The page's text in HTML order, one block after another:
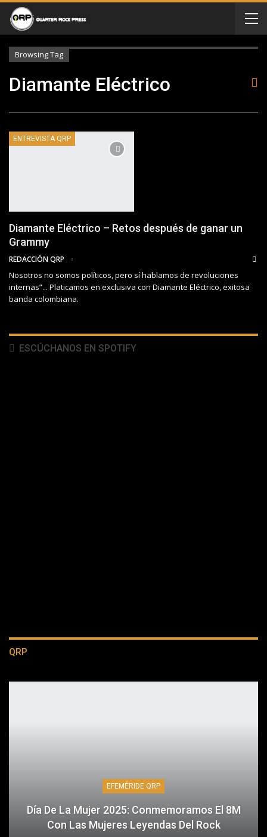
Browsing Tag
Diamante Eléctrico
ENTREVISTA QRP
Diamante Eléctrico – Retos después de ganar un
Grammy
REDACCIÓN QRP
Nosotros no somos políticos, pero sí hablamos de revoluciones
internas”... Platicamos en exclusiva con Diamante Eléctrico, exitosa
banda colombiana.
ESCÚCHANOS EN SPOTIFY
QRP
EFEMÉRIDE QRP
Día De La Mujer 2025: Conmemoramos El 8M
Con Las Mujeres Leyendas Del Rock